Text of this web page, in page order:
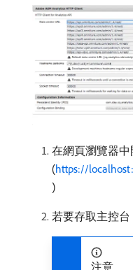
在網頁瀏覽器中
(https://
)
若要存取主控台
注意